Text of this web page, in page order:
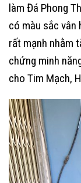
làm Đá Phong
có màu sắc vân
rất mạnh nhằm
chứng minh
cho Tim Mạch,